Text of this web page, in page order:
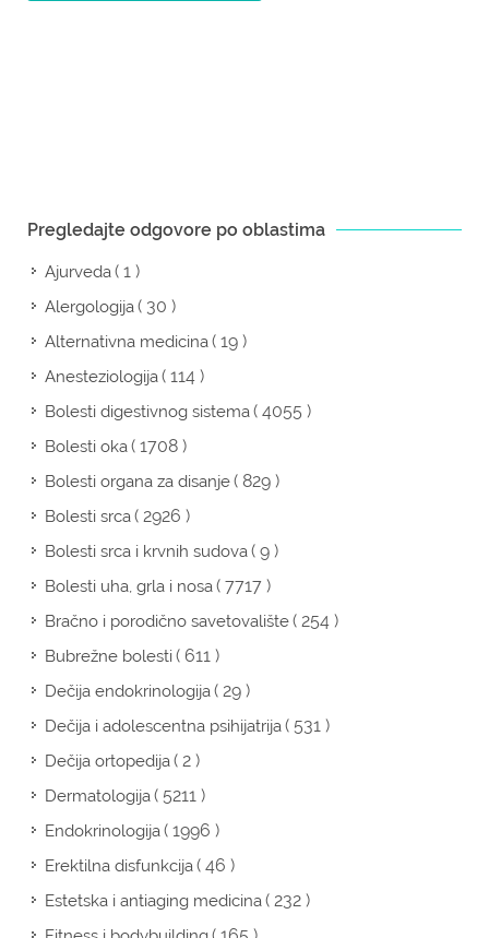
Pregledajte odgovore po oblastima
Ajurveda( 1 )
Alergologija( 30 )
Alternativna medicina( 19 )
Anesteziologija( 114 )
Bolesti digestivnog sistema( 4055 )
Bolesti oka( 1708 )
Bolesti organa za disanje( 829 )
Bolesti srca( 2926 )
Bolesti srca i krvnih sudova( 9 )
Bolesti uha, grla i nosa( 7717 )
Bračno i porodično savetovalište( 254 )
Bubrežne bolesti( 611 )
Dečija endokrinologija( 29 )
Dečija i adolescentna psihijatrija( 531 )
Dečija ortopedija( 2 )
Dermatologija( 5211 )
Endokrinologija( 1996 )
Erektilna disfunkcija( 46 )
Estetska i antiaging medicina( 232 )